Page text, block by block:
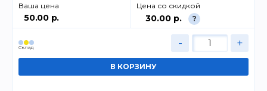
Ваша цена
50.00 р.
Цена со скидкой
30.00 р. ?
Cклад - +